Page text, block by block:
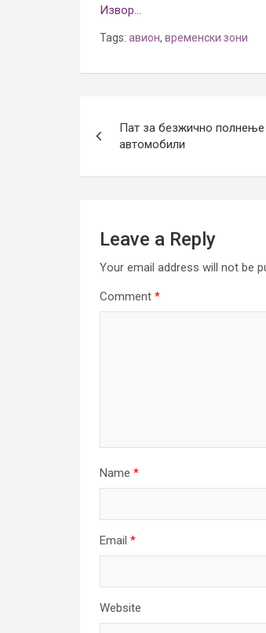
Извор…
Tags: авион, временски зони
navigation
Пат за безжично полнење
автомобили
Leave a Reply
Your email address will not be
Comment *
Name *
Email *
Website